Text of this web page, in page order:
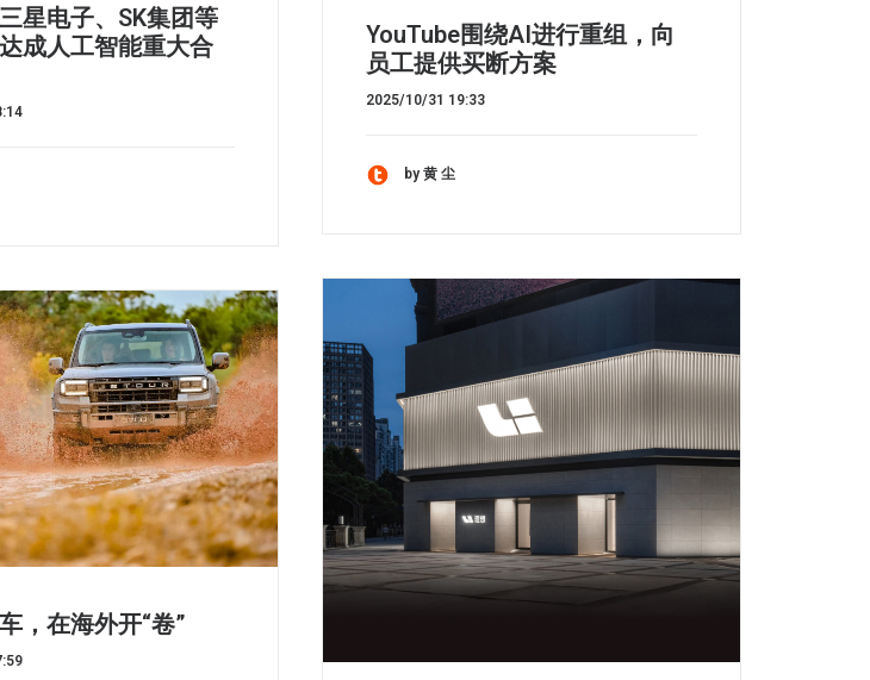
YouTube围绕AI进行重组，向
员工提供买断方案
2025/10/31 19:33
by 黄 尘
星电子、SK集团等
成人工智能重大合
，在海外开“卷”